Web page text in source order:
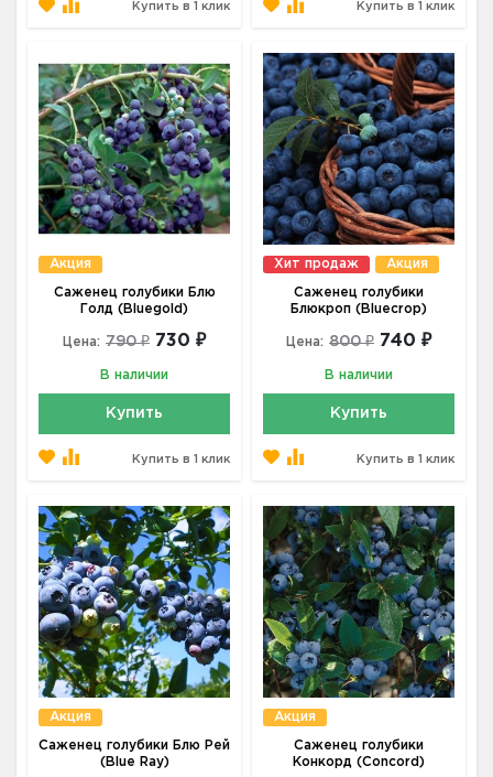
Купить в 1 клик Купить в 1 клик
Акция
Саженец голубики Блю
Голд (Bluegold)
Цена: 790 ₽ 730 ₽
В наличии
Купить
Купить в 1 клик
Хит продаж Акция
Саженец голубики
Блюкроп (Bluecrop)
Цена: 800 ₽ 740 ₽
В наличии
Купить
Купить в 1 клик
Акция
Саженец голубики Блю Рей
(Blue Ray)
Акция
Саженец голубики
Конкорд (Concord)